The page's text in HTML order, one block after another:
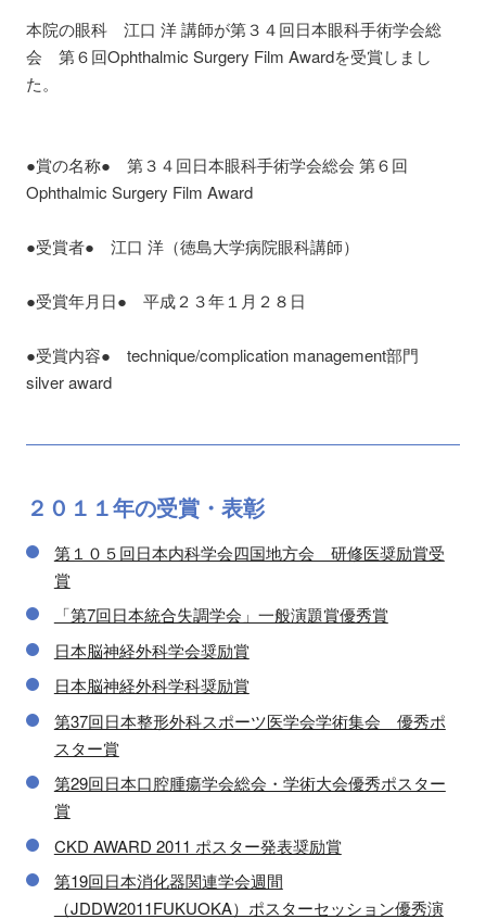
本院の眼科 江口 洋 講師が第３４回日本眼科手術学会総
会 第６回Ophthalmic Surgery Film Awardを受賞しまし
た。
●賞の名称● 第３４回日本眼科手術学会総会 第６回
Ophthalmic Surgery Film Award
●受賞者● 江口 洋（徳島大学病院眼科講師）
●受賞年月日● 平成２３年１月２８日
●受賞内容● technique/complication management部門
silver award
２０１１年の受賞・表彰
第１０５回日本内科学会四国地方会 研修医奨励賞受
賞
「第7回日本統合失調学会」一般演題賞優秀賞
日本脳神経外科学会奨励賞
日本脳神経外科学科奨励賞
第37回日本整形外科スポーツ医学会学術集会 優秀ポ
スター賞
第29回日本口腔腫瘍学会総会・学術大会優秀ポスター
賞
CKD AWARD 2011 ポスター発表奨励賞
第19回日本消化器関連学会週間
（JDDW2011FUKUOKA）ポスターセッション優秀演